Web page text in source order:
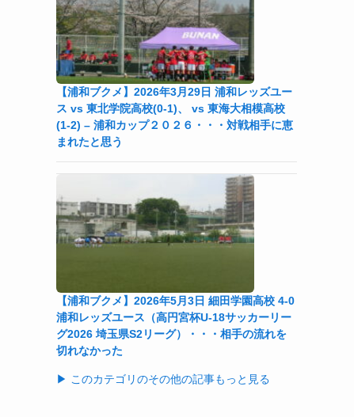
【浦和ブクメ】2026年3月29日 浦和レッズユー
ス vs 東北学院高校(0-1)、 vs 東海大相模高校
(1-2) – 浦和カップ２０２６・・・対戦相手に恵
まれたと思う
【浦和ブクメ】2026年5月3日 細田学園高校 4-0
浦和レッズユース（高円宮杯U-18サッカーリー
グ2026 埼玉県S2リーグ）・・・相手の流れを
切れなかった
▶ このカテゴリのその他の記事もっと見る